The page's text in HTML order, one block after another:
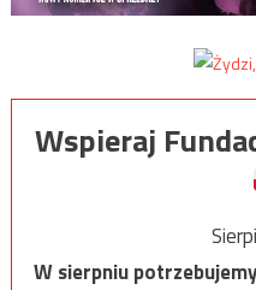
Wspieraj
W sierpniu